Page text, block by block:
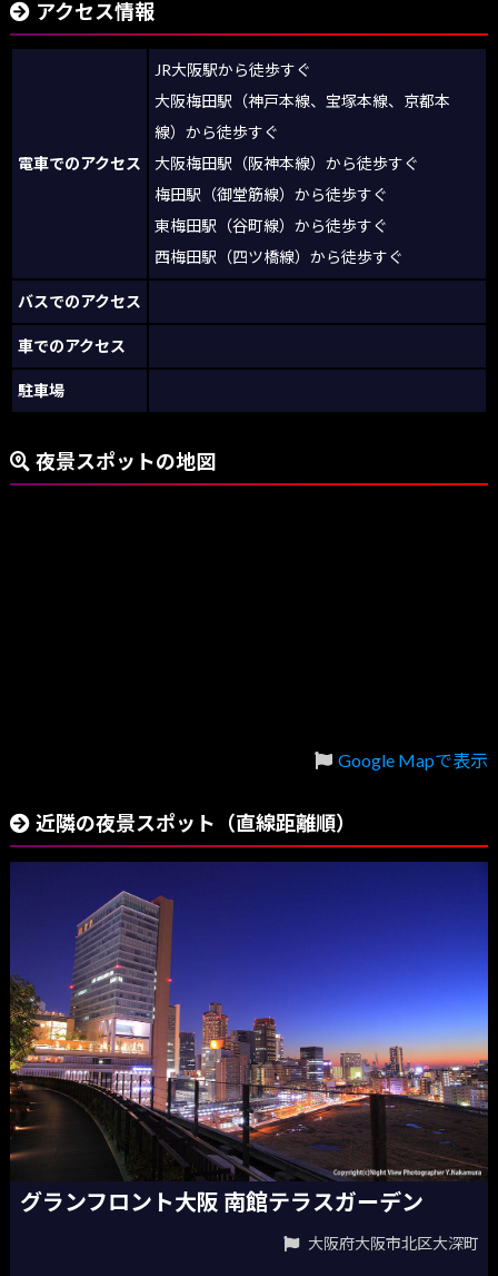
アクセス情報
電車でのアクセス
JR大阪駅から徒歩すぐ
大阪梅田駅（神戸本線、宝塚本線、京都本
線）から徒歩すぐ
大阪梅田駅（阪神本線）から徒歩すぐ
梅田駅（御堂筋線）から徒歩すぐ
東梅田駅（谷町線）から徒歩すぐ
西梅田駅（四ツ橋線）から徒歩すぐ
バスでのアクセス
車でのアクセス
駐車場
夜景スポットの地図
Google Mapで表示
近隣の夜景スポット（直線距離順）
グランフロント大阪 南館テラスガーデン
大阪府大阪市北区大深町